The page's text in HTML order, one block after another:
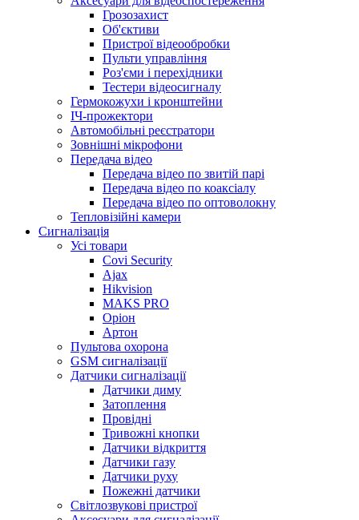
Грозозахист
Об'єктиви
Пристрої відеообробки
Пульти управління
Роз'єми і перехідники
Тестери відеосигналу
Гермокожухи і кронштейни
ІЧ-прожектори
Автомобільні реєстратори
Зовнішні мікрофони
Передача відео
Передача відео по звитій парі
Передача відео по коаксіалу
Передача відео по оптоволокну
Тепловізійні камери
Cигналізація
Усі товари
Covi Security
Ajax
Hikvision
MAKS PRO
Оріон
Артон
Пультова охорона
GSM сигналізації
Датчики сигналізації
Датчики диму
Затоплення
Провідні
Тривожні кнопки
Датчики відкриття
Датчики газу
Датчики руху
Пожежні датчики
Світлозвукові пристрої